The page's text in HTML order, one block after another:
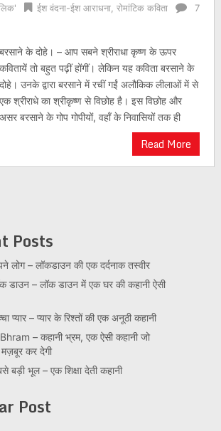
ईश वंदना-ईश आराधना, रोमांटिक कविता
7
बरसाने के दोहे। – आप सबने श्रीराधा कृष्ण के ऊपर
कवितायें तो बहुत पढ़ीं होंगीं। लेकिन यह कविता बरसाने के
दोहे। उनके द्वारा बरसाने में रचीं गईं अलौकिक लीलाओं में से
एक श्रीराधे का श्रीकृष्ण से विछोह है। इस विछोह और
बरसाने के गोप गोपीयों, वहाँ के निवासियों तक ही
Read More
Posts
लोग – लॉकडाउन की एक दर्दनाक तस्वीर
डाउन – लॉक डाउन में एक घर की कहानी ऐसी
प्यार – प्यार के रिश्तों की एक अनूठी कहानी
– कहानी भ्रम, एक ऐसी कहानी जो
कर देगी
बड़ी भूल – एक शिक्षा देती कहानी
Post